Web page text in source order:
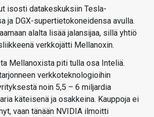
isosti datakeskuksiin Tesla-
ja DGX-supertietokoneidensa avulla.
alalta lisää jalansijaa, sillä yhtiö
verkkojätti Mellanoxin.
Mellanoxista piti tulla osa Inteliä.
verkkoteknologioihin
noin 5,5 – 6 miljardia
käteisenä ja osakkeina. Kauppoja ei
vaan tänään NVIDIA ilmoitti